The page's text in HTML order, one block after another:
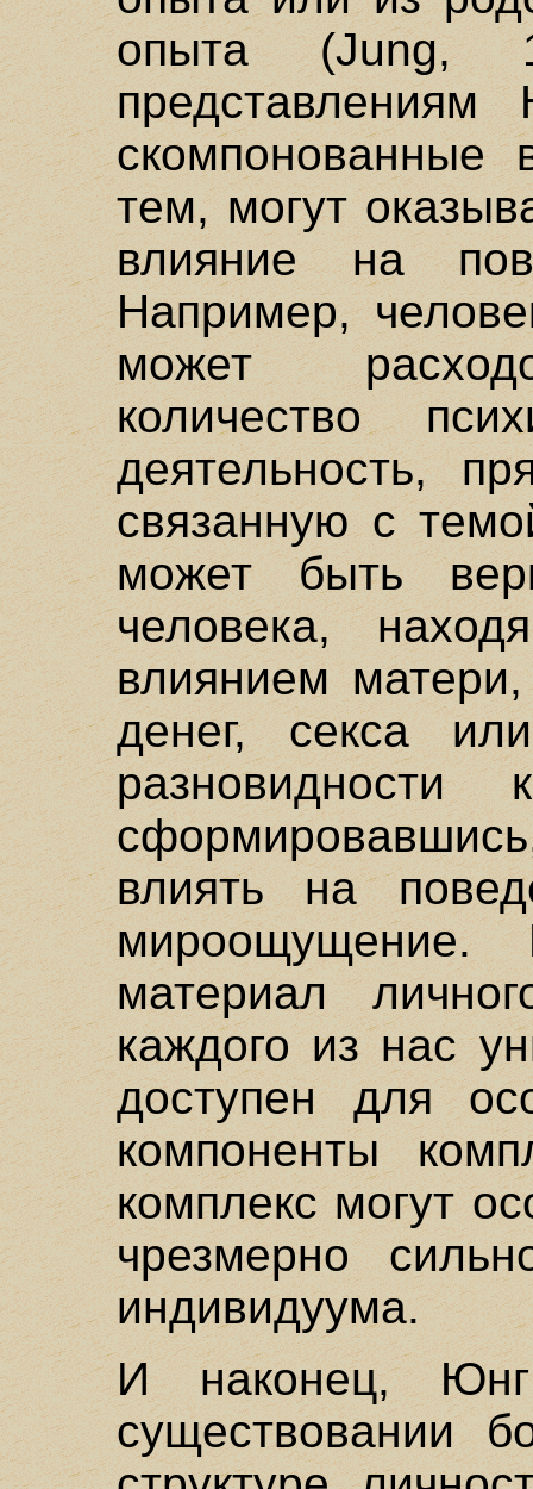
опыта (Jung,
скомпонованные
тем, могут
влияние на
Например,
может
количество
деятельность,
связанную с
может быть
человека,
влиянием
денег, секса
разновидности
влиять на
мироощущение.
материал
каждого из нас
доступен для
компоненты
комплекс могут
чрезмерно
индивидуума.
И наконец,
существовании